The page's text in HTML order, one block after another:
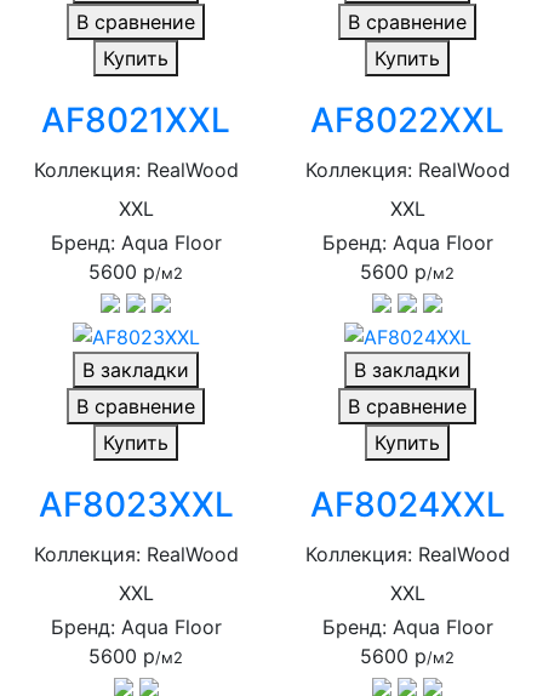
В сравнение
Купить
AF8021XXL
Коллекция: RealWood
XXL
Бренд: Aqua Floor
5600 р/м2
В сравнение
Купить
AF8022XXL
Коллекция: RealWood
XXL
Бренд: Aqua Floor
5600 р/м2
В закладки
В сравнение
Купить
AF8023XXL
Коллекция: RealWood
XXL
Бренд: Aqua Floor
5600 р/м2
В закладки
В сравнение
Купить
AF8024XXL
Коллекция: RealWood
XXL
Бренд: Aqua Floor
5600 р/м2